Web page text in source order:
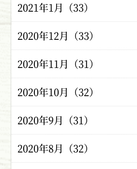
2021年1月（33）
2020年12月（33）
2020年11月（31）
2020年10月（32）
2020年9月（31）
2020年8月（32）